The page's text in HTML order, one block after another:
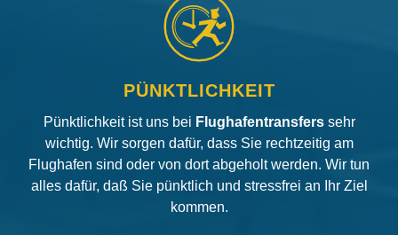
PÜNKTLICHKEIT
Pünktlichkeit ist uns bei Flughafentransfers sehr
wichtig. Wir sorgen dafür, dass Sie rechtzeitig am
Flughafen sind oder von dort abgeholt werden. Wir tun
alles dafür, daß Sie pünktlich und stressfrei an Ihr Ziel
kommen.